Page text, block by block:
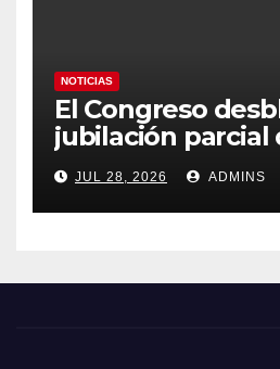
NOTICIAS
El Congreso
jubilación parcial
trabajadores
sector público
JUL 28, 2026 ADMINS